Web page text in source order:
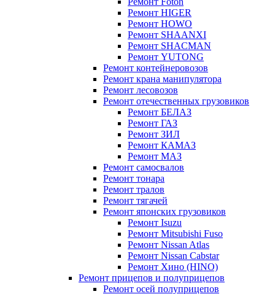
Ремонт HIGER
Ремонт HOWO
Ремонт SHAANXI
Ремонт SHACMAN
Ремонт YUTONG
Ремонт контейнеровозов
Ремонт крана манипулятора
Ремонт лесовозов
Ремонт отечественных грузовиков
Ремонт БЕЛАЗ
Ремонт ГАЗ
Ремонт ЗИЛ
Ремонт КАМАЗ
Ремонт МАЗ
Ремонт самосвалов
Ремонт тонара
Ремонт тралов
Ремонт тягачей
Ремонт японских грузовиков
Ремонт Isuzu
Ремонт Mitsubishi Fuso
Ремонт Nissan Atlas
Ремонт Nissan Cabstar
Ремонт Хино (HINO)
Ремонт прицепов и полуприцепов
Ремонт осей полуприцепов